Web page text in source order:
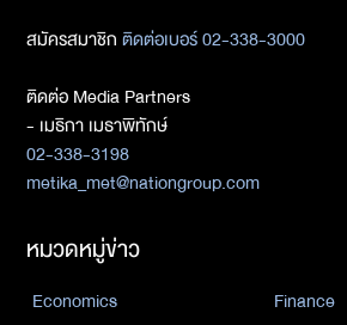
สมัครสมาชิกติดต่อเบอร์ 02-338-3000
ติดต่อ Media Partners
- เมธิกา เมธาพิทักษ์
02-338-3198
metika_met@nationgroup.com
หมวดหมู่ข่าว
Economics
Finance